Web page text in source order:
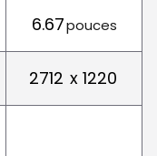
6.67pouces
2712 x 1220